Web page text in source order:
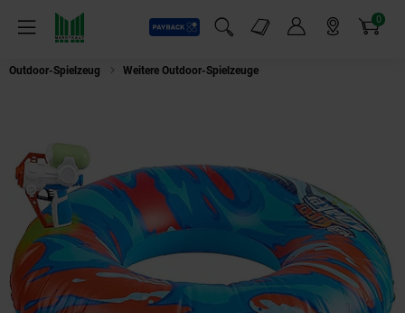
Menü
Payback
Suchfeld einblenden
Markt-Angebote 0
Artikel
Outdoor-Spielzeug Weitere Outdoor-Spielzeuge